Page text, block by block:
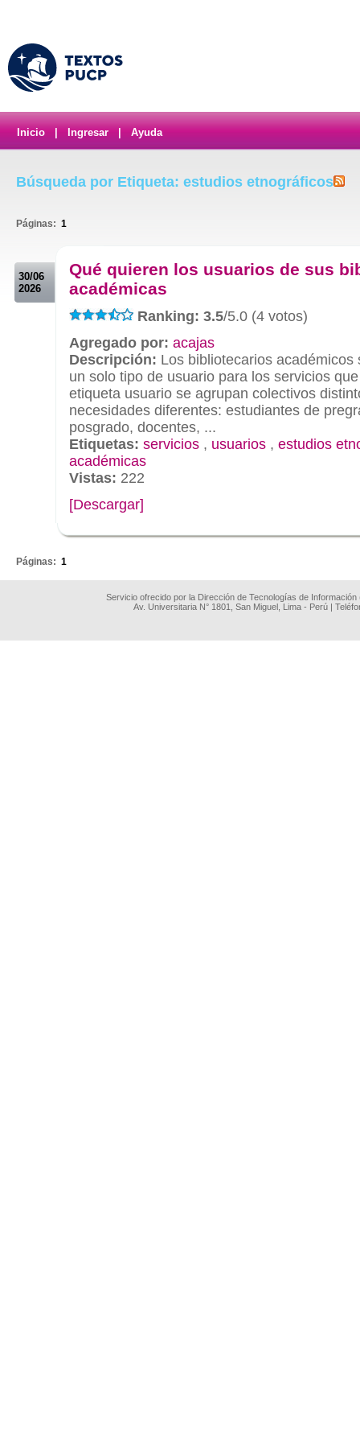
Inicio Ingresar Ayuda
Búsqueda por Etiqueta: estudios etnográficos
Páginas: 1
30/06
2026
Qué quieren los usuarios de sus
académicas
Ranking: 3.5/5.0 (4 votos)
Agregado por: acajas
Descripción: Los bibliotecarios
un solo tipo de usuario para los servicios
etiqueta usuario se agrupan colectivos
necesidades diferentes: estudiantes de
posgrado, docentes, ...
Etiquetas: servicios , usuarios , estudios
académicas
Vistas: 222
[Descargar]
Páginas: 1
Servicio ofrecido por la Dirección de Tecnologías de
Av. Universitaria N° 1801, San Miguel, Lima - Perú |